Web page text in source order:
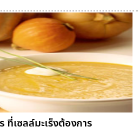
ที่เซลล์มะเร็งต้องการ